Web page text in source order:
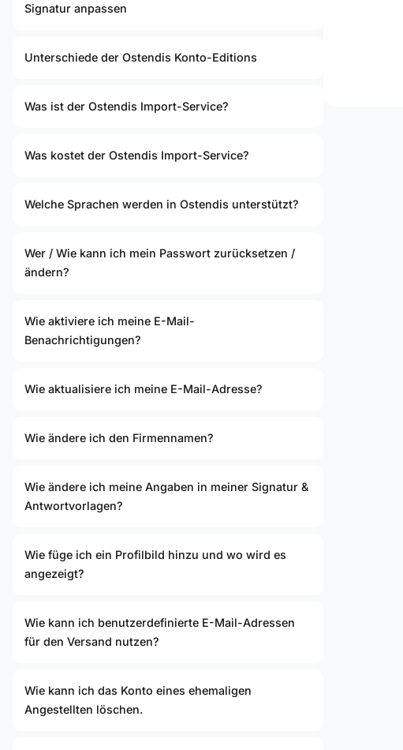
Signatur anpassen
Unterschiede der Ostendis Konto-Editions
Was ist der Ostendis Import-Service?
Was kostet der Ostendis Import-Service?
Welche Sprachen werden in Ostendis unterstützt?
Wer / Wie kann ich mein Passwort zurücksetzen /
ändern?
Wie aktiviere ich meine E-Mail-
Benachrichtigungen?
Wie aktualisiere ich meine E-Mail-Adresse?
Wie ändere ich den Firmennamen?
Wie ändere ich meine Angaben in meiner Signatur &
Antwortvorlagen?
Wie füge ich ein Profilbild hinzu und wo wird es
angezeigt?
Wie kann ich benutzerdefinierte E-Mail-Adressen
für den Versand nutzen?
Wie kann ich das Konto eines ehemaligen
Angestellten löschen.